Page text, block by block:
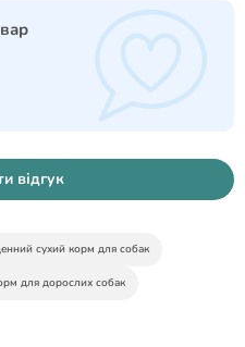
відгук
сухий корм для собак
для дорослих собак